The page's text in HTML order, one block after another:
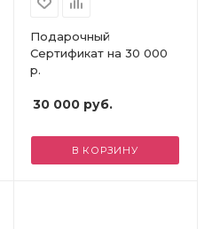
Подарочный
Сертификат на 30 000
р.
30 000руб.
В КОРЗИНУ